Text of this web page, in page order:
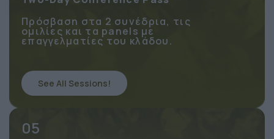
Two-Day Conference Pass
Πρόσβαση στα 2 συνέδρια, τις
ομιλίες και τα panels με
See All Sessions!